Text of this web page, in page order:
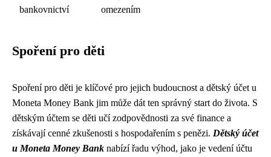
bankovnictví
omezením
Spoření pro děti
Spoření pro děti je klíčové pro jejich budoucnost a dětský účet u
Moneta Money Bank jim může dát ten správný start do života. S
dětským účtem se děti učí zodpovědnosti za své finance a
získávají cenné zkušenosti s hospodařením s penězi. Dětský účet
u Moneta Money Bank nabízí řadu výhod, jako je vedení účtu